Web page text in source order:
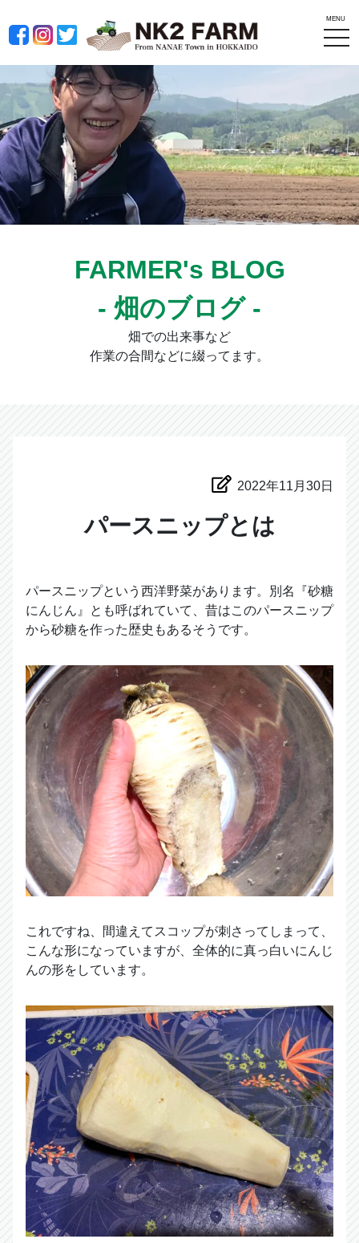
MENU
FARMER's BLOG
- 畑のブログ -
畑での出来事など
作業の合間などに綴ってます。
2022年11月30日
パースニップとは
パースニップという西洋野菜があります。別名『砂糖
にんじん』とも呼ばれていて、昔はこのパースニップ
から砂糖を作った歴史もあるそうです。
これですね、間違えてスコップが刺さってしまって、
こんな形になっていますが、全体的に真っ白いにんじ
んの形をしています。